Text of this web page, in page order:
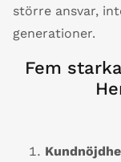
större ansvar,
generationer.
Fem